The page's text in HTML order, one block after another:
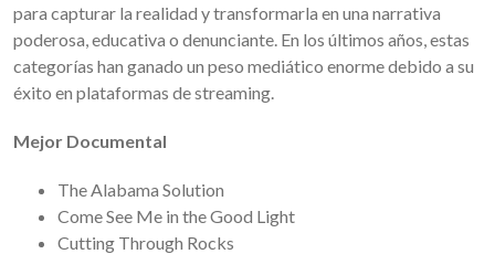
para capturar la realidad y transformarla en una narrativa
poderosa, educativa o denunciante. En los últimos años, estas
categorías han ganado un peso mediático enorme debido a su
éxito en plataformas de streaming.
Mejor Documental
The Alabama Solution
Come See Me in the Good Light
Cutting Through Rocks